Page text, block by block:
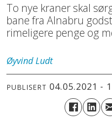
To nye kraner skal
bane fra Alnabru
rimeligere penge og
Øyvind Ludt
PUBLISERT 04.05.2021 -